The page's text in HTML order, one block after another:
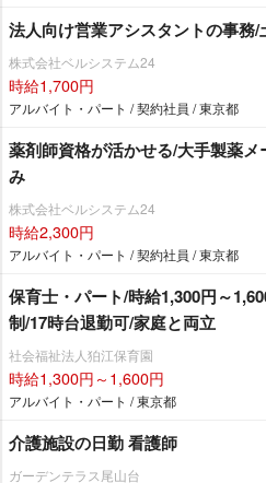
法人向け営業アシスタントの事務
株式会社ベルシステム24
時給1,700円
アルバイト・パート / 契約社員 / 東京都
薬剤師資格が活かせる/大手製薬
み
株式会社ベルシステム24
時給2,300円
アルバイト・パート / 契約社員 / 東京都
保育士・パート/時給1,300円～
制/17時台退勤可/家庭と両立
社会福祉法人狛江保育園
時給1,300円～1,600円
アルバイト・パート / 東京都
介護施設の日勤 看護師
ガーデンテラス尾山台